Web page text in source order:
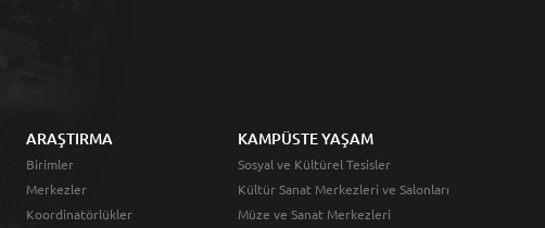
ARAŞTIRMA
Birimler
Merkezler
Koordinatörlükler
KAMPÜSTE YAŞAM
Sosyal ve Kültürel Tesisler
Kültür Sanat Merkezleri ve Salonları
Müze ve Sanat Merkezleri